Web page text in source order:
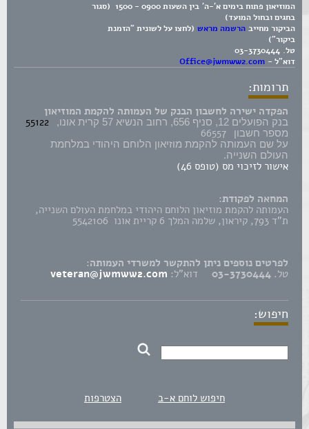
המוזיאון פתוח בימים א'-ה' בין השעות 0900 - 1500 (סגור
בחגים ובחול המועד)
הביקור מחייב הרשמה מראש (לחצו על לשונית "הזמנת
ביקור")
טל. 03-3730444
דוא"ל - Office@jwmww2.com
תרומות:
הפקדה ישירה לחשבון הבנק של העמותה להקמת המוזיאון
בנק הפועלים 12, סניף 656, רחוב הנשיא 57 קרית אונו, 55122
מספר חשבון 66557
על שם העמותה להקמת מוזיאון הלוחם היהודי במלחמת
העולם השנייה.
אישור לזיכוי מס (טופס 46)
המחאה לפקודת:
העמותה להקמת מוזיאון הלוחם היהודי במלחמת העולם השנייה,
ת"ד 793, קיראון, שלמה המלך 6 קריית אונו 5542106
לפרטים נוספים ניתן להתקשר למשרדי העמותה:
טל. 03-3730444 דוא"ל: veteran@jwmww2.com
חיפוש:
חיפוש לוחם א-ב הצטרפות